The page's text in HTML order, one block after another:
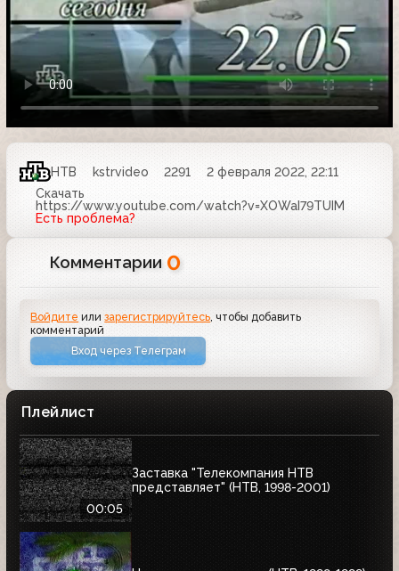
НТВ kstrvideo 2291
2 февраля 2022, 22:11
Скачать
https://www.youtube.com/watch?v=XOWaI79TUIM
Есть проблема?
Комментарии 0
Войдите илизарегистрируйтесь, чтобы добавить
комментарий
Вход через Телеграм
Плейлист
00:05
Заставка "Телекомпания НТВ
представляет" (НТВ, 1998-2001)